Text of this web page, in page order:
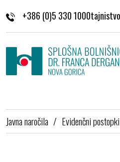
+386 (0)5 330 1000
Javna naročila / Evidenčni postopki